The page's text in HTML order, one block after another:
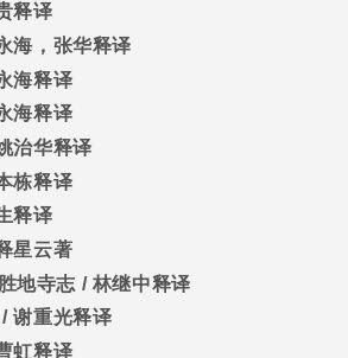
释译
海，张华释译
海释译
海释译
治华释译
栋释译
释译
星云著
地寺志 / 林继中释译
谢重光释译
虹释译